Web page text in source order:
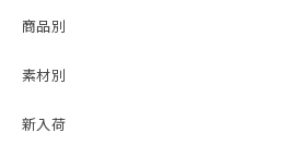
商品別
素材別
新入荷